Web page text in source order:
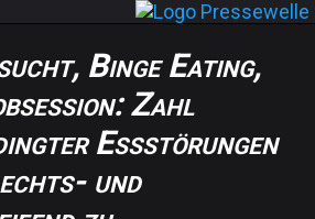
Binge Eating,
Zahl
Essstörungen
und